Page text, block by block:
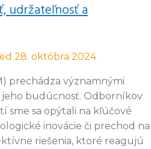
udržateľnosť a
28. októbra 2024
prechádza významnými
budúcnosť. Odborníkov
sme sa opýtali na kľúčové
inovácie či prechod na
riešenia, ktoré reagujú